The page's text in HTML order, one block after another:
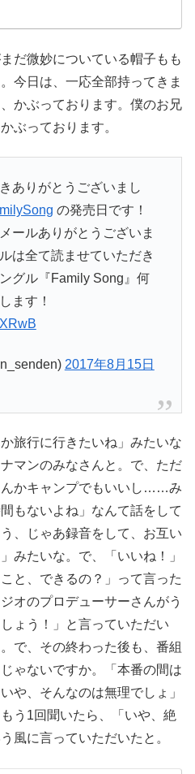
だ微妙についている帽子もも
今日は、一応全部持ってきま
かぶっております。僕のお兄
ぶっております。
ありがとうございまし
の発売日です！
ールありがとうございま
は全て読ませていただき
グル『Family Song』何
ます！
2017年8月15日
旅行に行きたいね」みたいな
マンのみなさんと。で、ただ
かキャンプでもいいし……み
もないよね」なんて話をして
、じゃあ録音をして、お互い
みたいな。で、「いいね！」
と、できるの？」って言った
オのプロデューサーさんがう
ょう！」と言っていただい
で、その終わった後も、番組
ゃないですか。「本番の間は
や、そんなのは無理でしょ」
う1回聞いたら、「いや、絶
風に言っていただいたと。